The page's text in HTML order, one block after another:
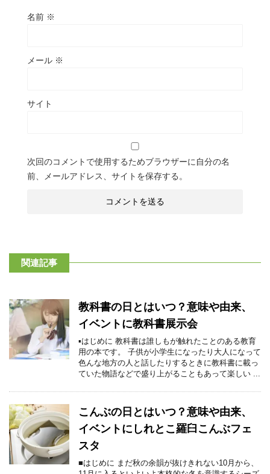
名前 ※
メール ※
サイト
次回のコメントで使用するためブラウザーに自分の名
前、メールアドレス、サイトを保存する。
関連記事
教科書の日とはいつ？意味や由来、
イベントに教科書展示会
▪はじめに 教科書は誰しもが触れたことのある教育
用の本です。 子供が小学生になったり大人になって
色んな地方の人と話したりするときに教科書に載っ
ていた物語などで盛り上がることもあって楽しい ...
こんぶの日とはいつ？意味や由来、
イベントにしれとこ羅臼こんぶフェ
スタ
■はじめに まだ秋の余韻が抜けきれない10月から、